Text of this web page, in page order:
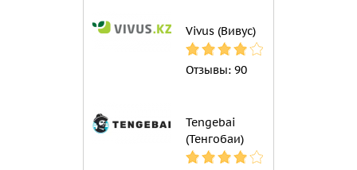
Vivus (Вивус)
Отзывы: 90
Tengebai
(Тенгобаи)